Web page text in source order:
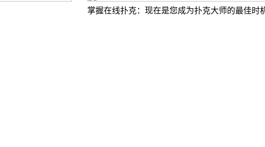
掌握在线扑克：现在是您成为扑克大师的最佳时